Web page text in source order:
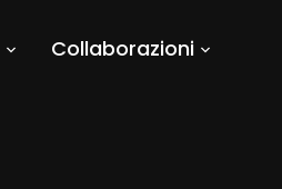
Collaborazioni